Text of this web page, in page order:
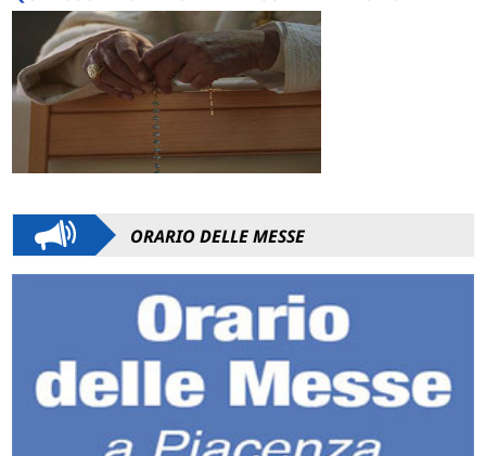
ORARIO DELLE MESSE